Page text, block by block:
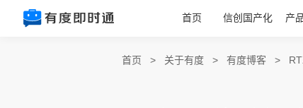
首页 信创国产化 产
首页 > 关于有度 > 有度博客 >